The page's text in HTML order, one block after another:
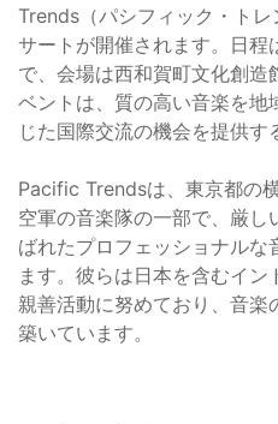
Trends（パシフィック・ト
サートが開催されます。日程
で、会場は西和賀町文化創造
ベントは、質の高い音楽を地
じた国際交流の機会を提供す
Pacific Trendsは、東京都の
空軍の音楽隊の一部で、厳
ばれたプロフェッショナル
ます。彼らは日本を含むイ
親善活動に努めており、音楽
築いています。